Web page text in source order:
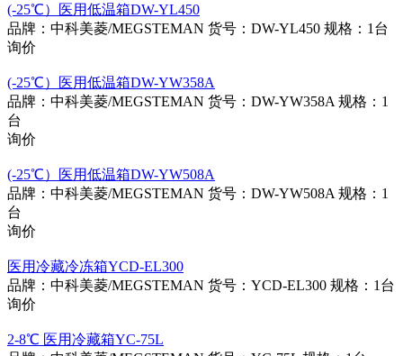
(-25℃）医用低温箱DW-YL450
品牌：中科美菱/MEGSTEMAN 货号：DW-YL450 规格：1台
询价
(-25℃）医用低温箱DW-YW358A
品牌：中科美菱/MEGSTEMAN 货号：DW-YW358A 规格：1
台
询价
(-25℃）医用低温箱DW-YW508A
品牌：中科美菱/MEGSTEMAN 货号：DW-YW508A 规格：1
台
询价
医用冷藏冷冻箱YCD-EL300
品牌：中科美菱/MEGSTEMAN 货号：YCD-EL300 规格：1台
询价
2-8℃ 医用冷藏箱YC-75L